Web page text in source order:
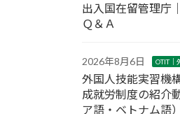
出入国在留管理庁
Ｑ＆Ａ
2026年8月6日 OTIT｜
外国人技能実習機
成就労制度の紹介
ア語・ベトナム語